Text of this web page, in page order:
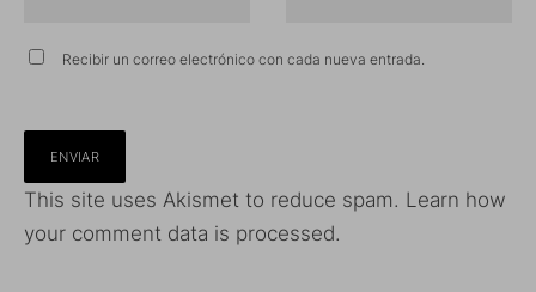
Recibir un correo electrónico con cada nueva entrada.
This site uses Akismet to reduce spam. Learn how
your comment data is processed.